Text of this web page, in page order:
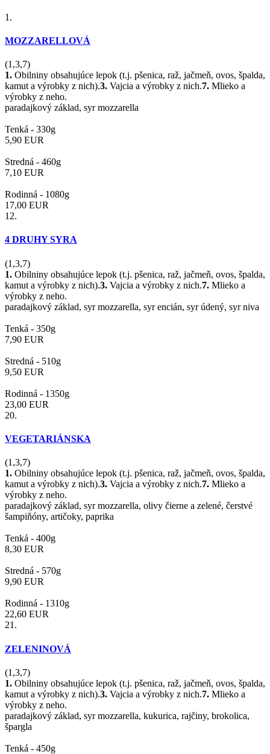
1.
MOZZARELLOVÁ
(1,3,7)
1. Obilniny obsahujúce lepok (t.j. pšenica, raž, jačmeň, ovos, špalda,
kamut a výrobky z nich).3. Vajcia a výrobky z nich.7. Mlieko a
výrobky z neho.
paradajkový základ, syr mozzarella
Tenká - 330g
5,90 EUR
Stredná - 460g
7,10 EUR
Rodinná - 1080g
17,00 EUR
12.
4 DRUHY SYRA
(1,3,7)
1. Obilniny obsahujúce lepok (t.j. pšenica, raž, jačmeň, ovos, špalda,
kamut a výrobky z nich).3. Vajcia a výrobky z nich.7. Mlieko a
výrobky z neho.
paradajkový základ, syr mozzarella, syr encián, syr údený, syr niva
Tenká - 350g
7,90 EUR
Stredná - 510g
9,50 EUR
Rodinná - 1350g
23,00 EUR
20.
VEGETARIÁNSKA
(1,3,7)
1. Obilniny obsahujúce lepok (t.j. pšenica, raž, jačmeň, ovos, špalda,
kamut a výrobky z nich).3. Vajcia a výrobky z nich.7. Mlieko a
výrobky z neho.
paradajkový základ, syr mozzarella, olivy čierne a zelené, čerstvé
šampiňóny, artičoky, paprika
Tenká - 400g
8,30 EUR
Stredná - 570g
9,90 EUR
Rodinná - 1310g
22,60 EUR
21.
ZELENINOVÁ
(1,3,7)
1. Obilniny obsahujúce lepok (t.j. pšenica, raž, jačmeň, ovos, špalda,
kamut a výrobky z nich).3. Vajcia a výrobky z nich.7. Mlieko a
výrobky z neho.
paradajkový základ, syr mozzarella, kukurica, rajčiny, brokolica,
špargla
Tenká - 450g